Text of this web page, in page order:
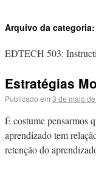
Arquivo da categoria:
EDTECH 503:
Estratégias
Publicado em 3 de maio
É costume pensarmos
aprendizado tem
retenção do